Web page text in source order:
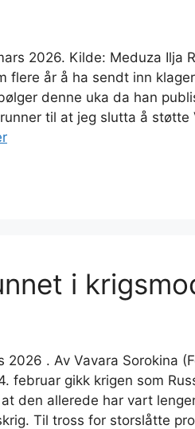
2026. Kilde: Meduza Ilja
flere år å ha sendt inn
denne uka da han
til at jeg slutta å støtte
i
. Av Vavara Sorokina
februar gikk krigen som
den allerede har vart
Til tross for storslåtte